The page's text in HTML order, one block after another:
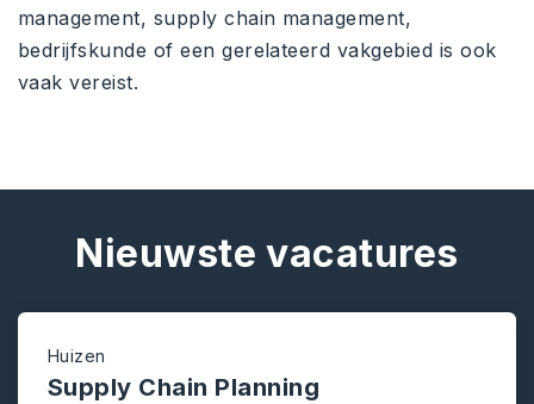
management, supply chain management,
bedrijfskunde of een gerelateerd vakgebied is ook
vaak vereist.
Nieuwste vacatures
Huizen
Supply Chain Planning